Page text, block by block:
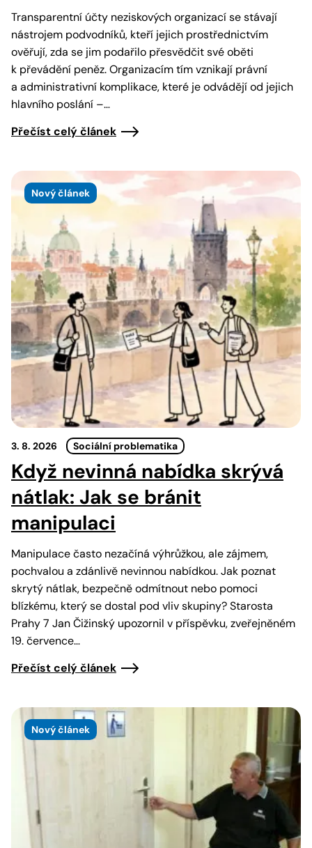
Transparentní účty neziskových organizací se stávají
nástrojem podvodníků, kteří jejich prostřednictvím
ověřují, zda se jim podařilo přesvědčit své oběti
k převádění peněz. Organizacím tím vznikají právní
a administrativní komplikace, které je odvádějí od jejich
hlavního poslání –…
Přečíst celý článek
Nový článek
3. 8. 2026 Sociální problematika
Když nevinná nabídka skrývá
nátlak: Jak se bránit
manipulaci
Manipulace často nezačíná výhrůžkou, ale zájmem,
pochvalou a zdánlivě nevinnou nabídkou. Jak poznat
skrytý nátlak, bezpečně odmítnout nebo pomoci
blízkému, který se dostal pod vliv skupiny? Starosta
Prahy 7 Jan Čižinský upozornil v příspěvku, zveřejněném
19. července…
Přečíst celý článek
Nový článek